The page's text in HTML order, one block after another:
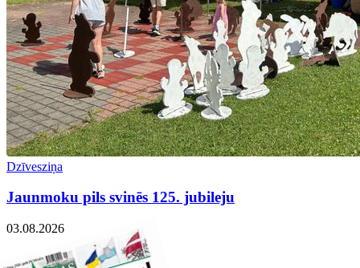
Dzīvesziņa
Jaunmoku pils svinēs 125. jubileju
03.08.2026